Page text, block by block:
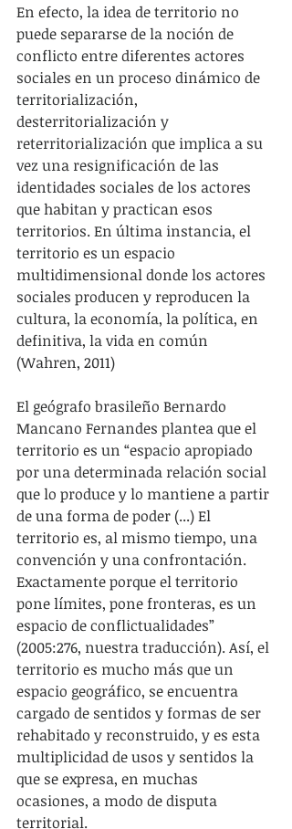
En efecto, la idea de territorio no
puede separarse de la noción de
conflicto entre diferentes actores
sociales en un proceso dinámico de
territorialización,
desterritorialización y
reterritorialización que implica a su
vez una resignificación de las
identidades sociales de los actores
que habitan y practican esos
territorios. En última instancia, el
territorio es un espacio
multidimensional donde los actores
sociales producen y reproducen la
cultura, la economía, la política, en
definitiva, la vida en común
(Wahren, 2011)
El geógrafo brasileño Bernardo
Mancano Fernandes plantea que el
territorio es un “espacio apropiado
por una determinada relación social
que lo produce y lo mantiene a partir
de una forma de poder (...) El
territorio es, al mismo tiempo, una
convención y una confrontación.
Exactamente porque el territorio
pone límites, pone fronteras, es un
espacio de conflictualidades”
(2005:276, nuestra traducción). Así, el
territorio es mucho más que un
espacio geográfico, se encuentra
cargado de sentidos y formas de ser
rehabitado y reconstruido, y es esta
multiplicidad de usos y sentidos la
que se expresa, en muchas
ocasiones, a modo de disputa
territorial.